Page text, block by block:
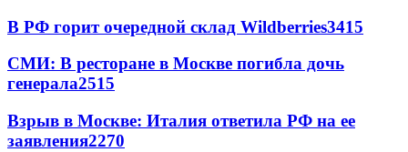
В РФ горит очередной склад Wildberries3415
СМИ: В ресторане в Москве погибла дочь
генерала2515
Взрыв в Москве: Италия ответила РФ на ее
заявления2270